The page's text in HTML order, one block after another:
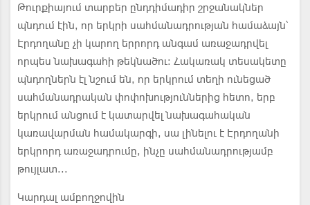
Թուրքիայում տարբեր ընդդիմադիր շրջանակներ
պնդում էին, որ երկրի սահմանադրության համաձայն՝
Էրդողանը չի կարող երրորդ անգամ առաջադրվել
որպես նախագահի թեկնածու: Հակառակ տեսակետը
պնդողներն էլ նշում են, որ երկրում տեղի ունեցած
սահմանադրական փոփոխություններից հետո, երբ
երկրում անցում է կատարվել նախագահական
կառավարման համակարգի, սա լինելու է Էրդողանի
երկրորդ առաջադրումը, ինչը սահմանադրությամբ
թույլատ...
Կարդալ ամբողջովին